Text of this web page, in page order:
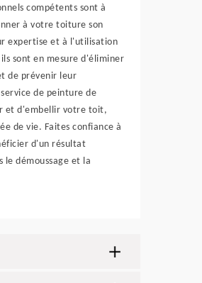
compétents sont à
à votre toiture son
expertise et à l'utilisation
sont en mesure d'éliminer
de prévenir leur
de peinture de
et d'embellir votre toit,
de vie. Faites confiance à
d'un résultat
le démoussage et la